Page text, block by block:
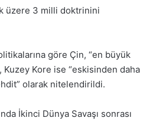
üzere 3 milli doktrinini
göre Çin, “en büyük
Kuzey Kore ise “eskisinden daha
olarak nitelendirildi.
İkinci Dünya Savaşı sonrası